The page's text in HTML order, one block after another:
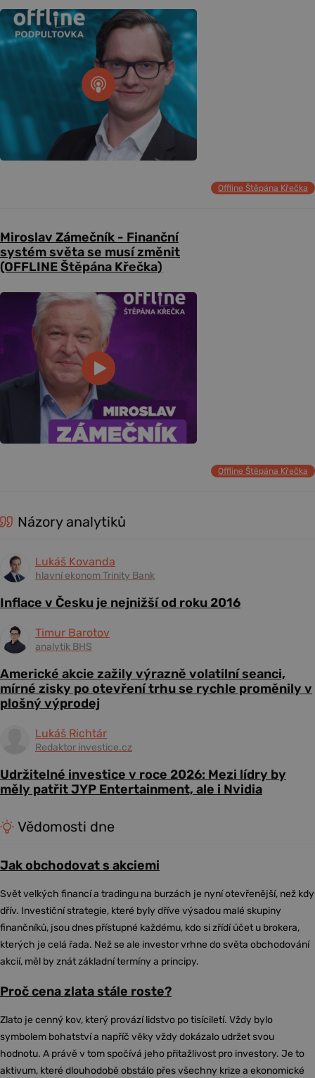
Offline Štěpána Křečka
Miroslav Zámečník - Finanční
systém světa se musí změnit
(OFFLINE Štěpána Křečka)
Offline Štěpána Křečka
Názory analytiků
Lukáš Kovanda
hlavní ekonom Trinity Bank
Inflace v Česku je nejnižší od roku 2016
Timur Barotov
analytik BHS
Americké akcie zažily výrazně volatilní seanci,
mírné zisky po otevření trhu se rychle proměnily v
plošný výprodej
Lukáš Richtár
Redaktor investice.cz
Udržitelné investice v roce 2026: Mezi lídry by
měly patřit JYP Entertainment, ale i Nvidia
Vědomosti dne
Jak obchodovat s akciemi
Svět velkých financí a tradingu na burzách je nyní otevřenější, než kdy
dřív. Investiční strategie, které byly dříve výsadou malé skupiny
finančníků, jsou dnes přístupné každému, kdo si zřídí účet u brokera,
kterých je celá řada. Než se ale investor vrhne do světa obchodování
akcií, měl by znát základní termíny a principy.
Proč cena zlata stále roste?
Zlato je cenný kov, který provází lidstvo po tisíciletí. Vždy bylo
symbolem bohatství a napříč věky vždy dokázalo udržet svou
hodnotu. A právě v tom spočívá jeho přitažlivost pro investory. Je to
aktivum, které dlouhodobě obstálo přes všechny krize a ekonomické